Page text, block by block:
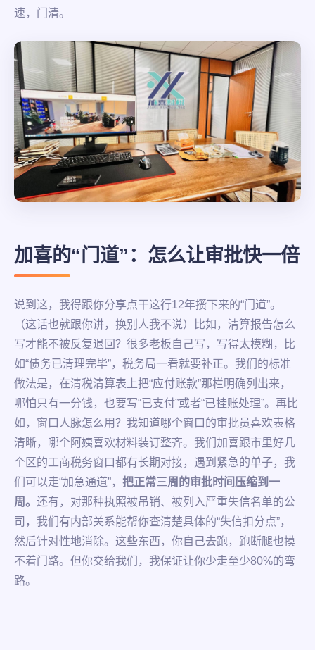
速，门清。
加喜的“门道”：怎么让审批快一倍
说到这，我得跟你分享点干这行12年攒下来的“门道”。
（这话也就跟你讲，换别人我不说）比如，清算报告怎么
写才能不被反复退回？很多老板自己写，写得太模糊，比
如“债务已清理完毕”，税务局一看就要补正。我们的标准
做法是，在清税清算表上把“应付账款”那栏明确列出来，
哪怕只有一分钱，也要写“已支付”或者“已挂账处理”。再比
如，窗口人脉怎么用？我知道哪个窗口的审批员喜欢表格
清晰，哪个阿姨喜欢材料装订整齐。我们加喜跟市里好几
个区的工商税务窗口都有长期对接，遇到紧急的单子，我
们可以走“加急通道”， 把正常三周的审批时间压缩到一
周。 还有，对那种执照被吊销、被列入严重失信名单的公
司，我们有内部关系能帮你查清楚具体的“失信扣分点”，
然后针对性地消除。这些东西，你自己去跑，跑断腿也摸
不着门路。但你交给我们，我保证让你少走至少80%的弯
路。